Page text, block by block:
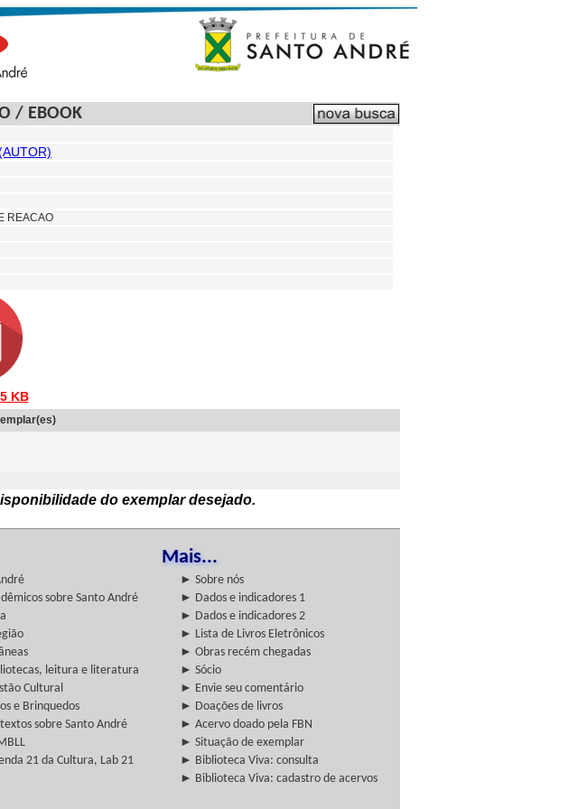
/ EBOOK
REACAO
KB
do exemplar desejado.
Mais...
► Sobre nós
sobre Santo André
► Dados e indicadores 1
► Dados e indicadores 2
► Lista de Livros Eletrônicos
► Obras recém chegadas
leitura e literatura
► Sócio
Cultural
► Envie seu comentário
e Brinquedos
► Doações de livros
sobre Santo André
► Acervo doado pela FBN
► Situação de exemplar
21 da Cultura, Lab 21
► Biblioteca Viva: consulta
► Biblioteca Viva: cadastro de acervos